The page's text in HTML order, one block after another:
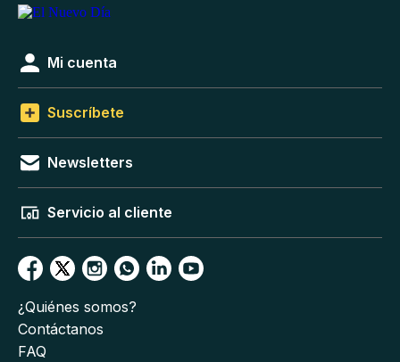
Mi cuenta
Suscríbete
Newsletters
Servicio al cliente
¿Quiénes somos?
Contáctanos
FAQ